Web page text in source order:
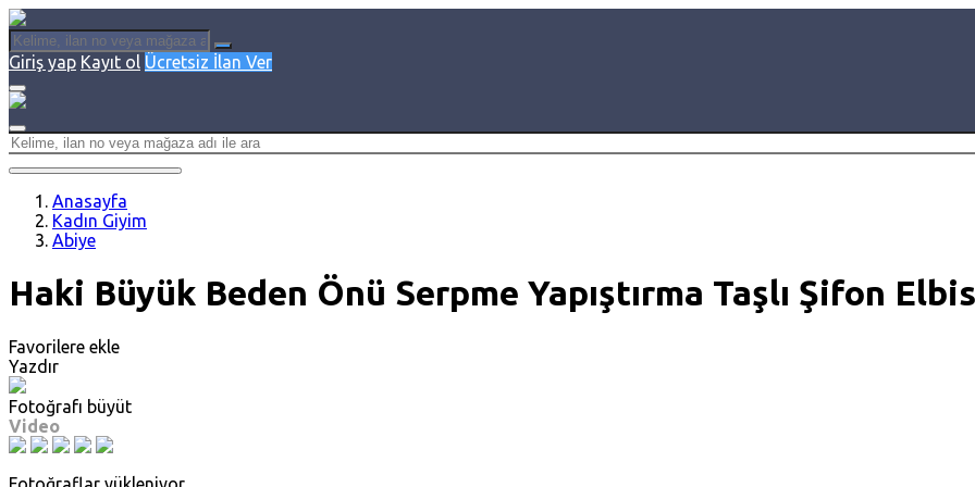
Giriş yap Kayıt ol Ücretsiz İlan Ver
Anasayfa
Kadın Giyim
Abiye
Haki Büyük Beden Önü Serpme Yapıştırma Taşlı Şifon
Favorilere ekle
Yazdır
Fotoğrafı büyüt
Video